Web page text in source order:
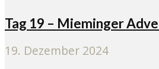
Tag 19 – Mieminger
19. Dezember 2024